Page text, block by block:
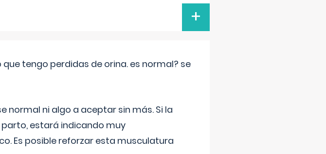
+
tengo perdidas de orina. es normal? se
normal ni algo a aceptar sin más. Si la
estará indicando muy
Es posible reforzar esta musculatura